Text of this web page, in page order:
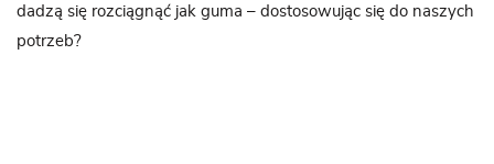
dadzą się rozciągnąć jak guma – dostosowując się do naszych
potrzeb?